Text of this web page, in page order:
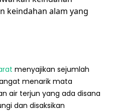
keindahan alam yang
menyajikan sejumlah
menarik mata
air terjun yang ada disana
dan disaksikan